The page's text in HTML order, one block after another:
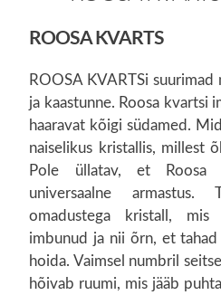
ROOSA KVARTS
ROOSA KVARTSi
ja kaastunne. Roosa kvartsi
haaravat kõigi südamed.
naiselikus kristallis, millest
Pole üllatav, et Roosa
universaalne
omadustega kristall,
imbunud ja nii õrn, et tahad
hoida. Vaimsel numbril
hõivab ruumi, mis jääb